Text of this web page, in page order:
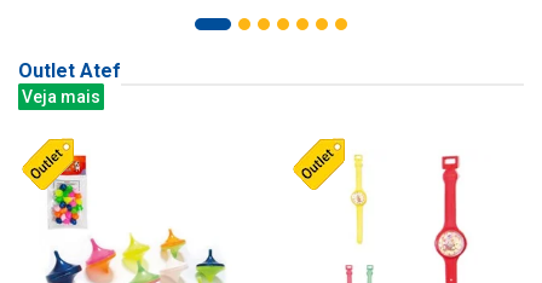
Outlet Atef
Veja mais